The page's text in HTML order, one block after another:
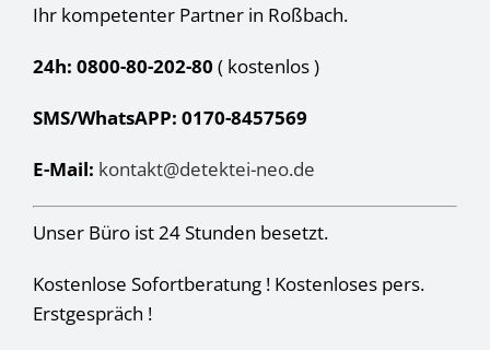
Ihr kompetenter Partner in Roßbach.
24h: 0800-80-202-80 ( kostenlos)
SMS/WhatsAPP: 0170-8457569
E-Mail: kontakt@detektei-neo.de
Unser Büro ist 24 Stunden besetzt.
Kostenlose Sofortberatung ! Kostenloses pers.
Erstgespräch !